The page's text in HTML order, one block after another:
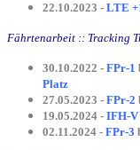
22.10.2023 - LTE
Fährtenarbeit :: Tracking
30.10.2022 - FPr-1
Platz
27.05.2023 - FPr-2
19.05.2024 - IFH-V
02.11.2024 - FPr-3